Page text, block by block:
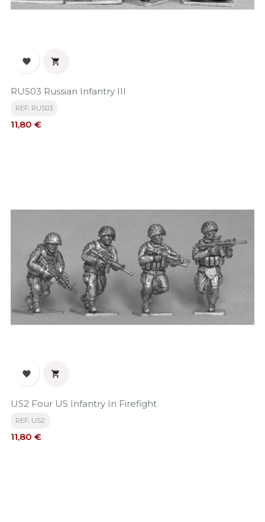
 
RUS03 Russian Infantry III
REF: RUS03
Precio
11,80 €
 
US2 Four US Infantry In Firefight
REF: US2
Precio
11,80 €